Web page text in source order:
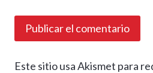
Este sitio usa Akismet para